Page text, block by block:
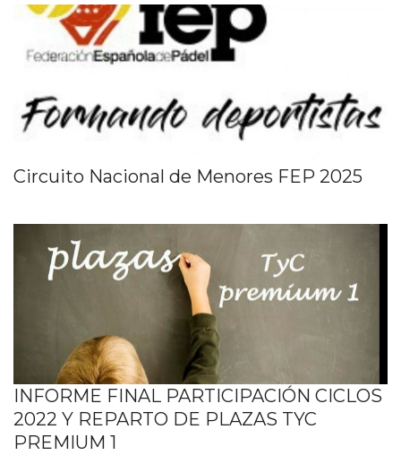
Circuito Nacional de Menores FEP 2025
INFORME FINAL PARTICIPACIÓN CICLOS
2022 Y REPARTO DE PLAZAS TYC
PREMIUM 1